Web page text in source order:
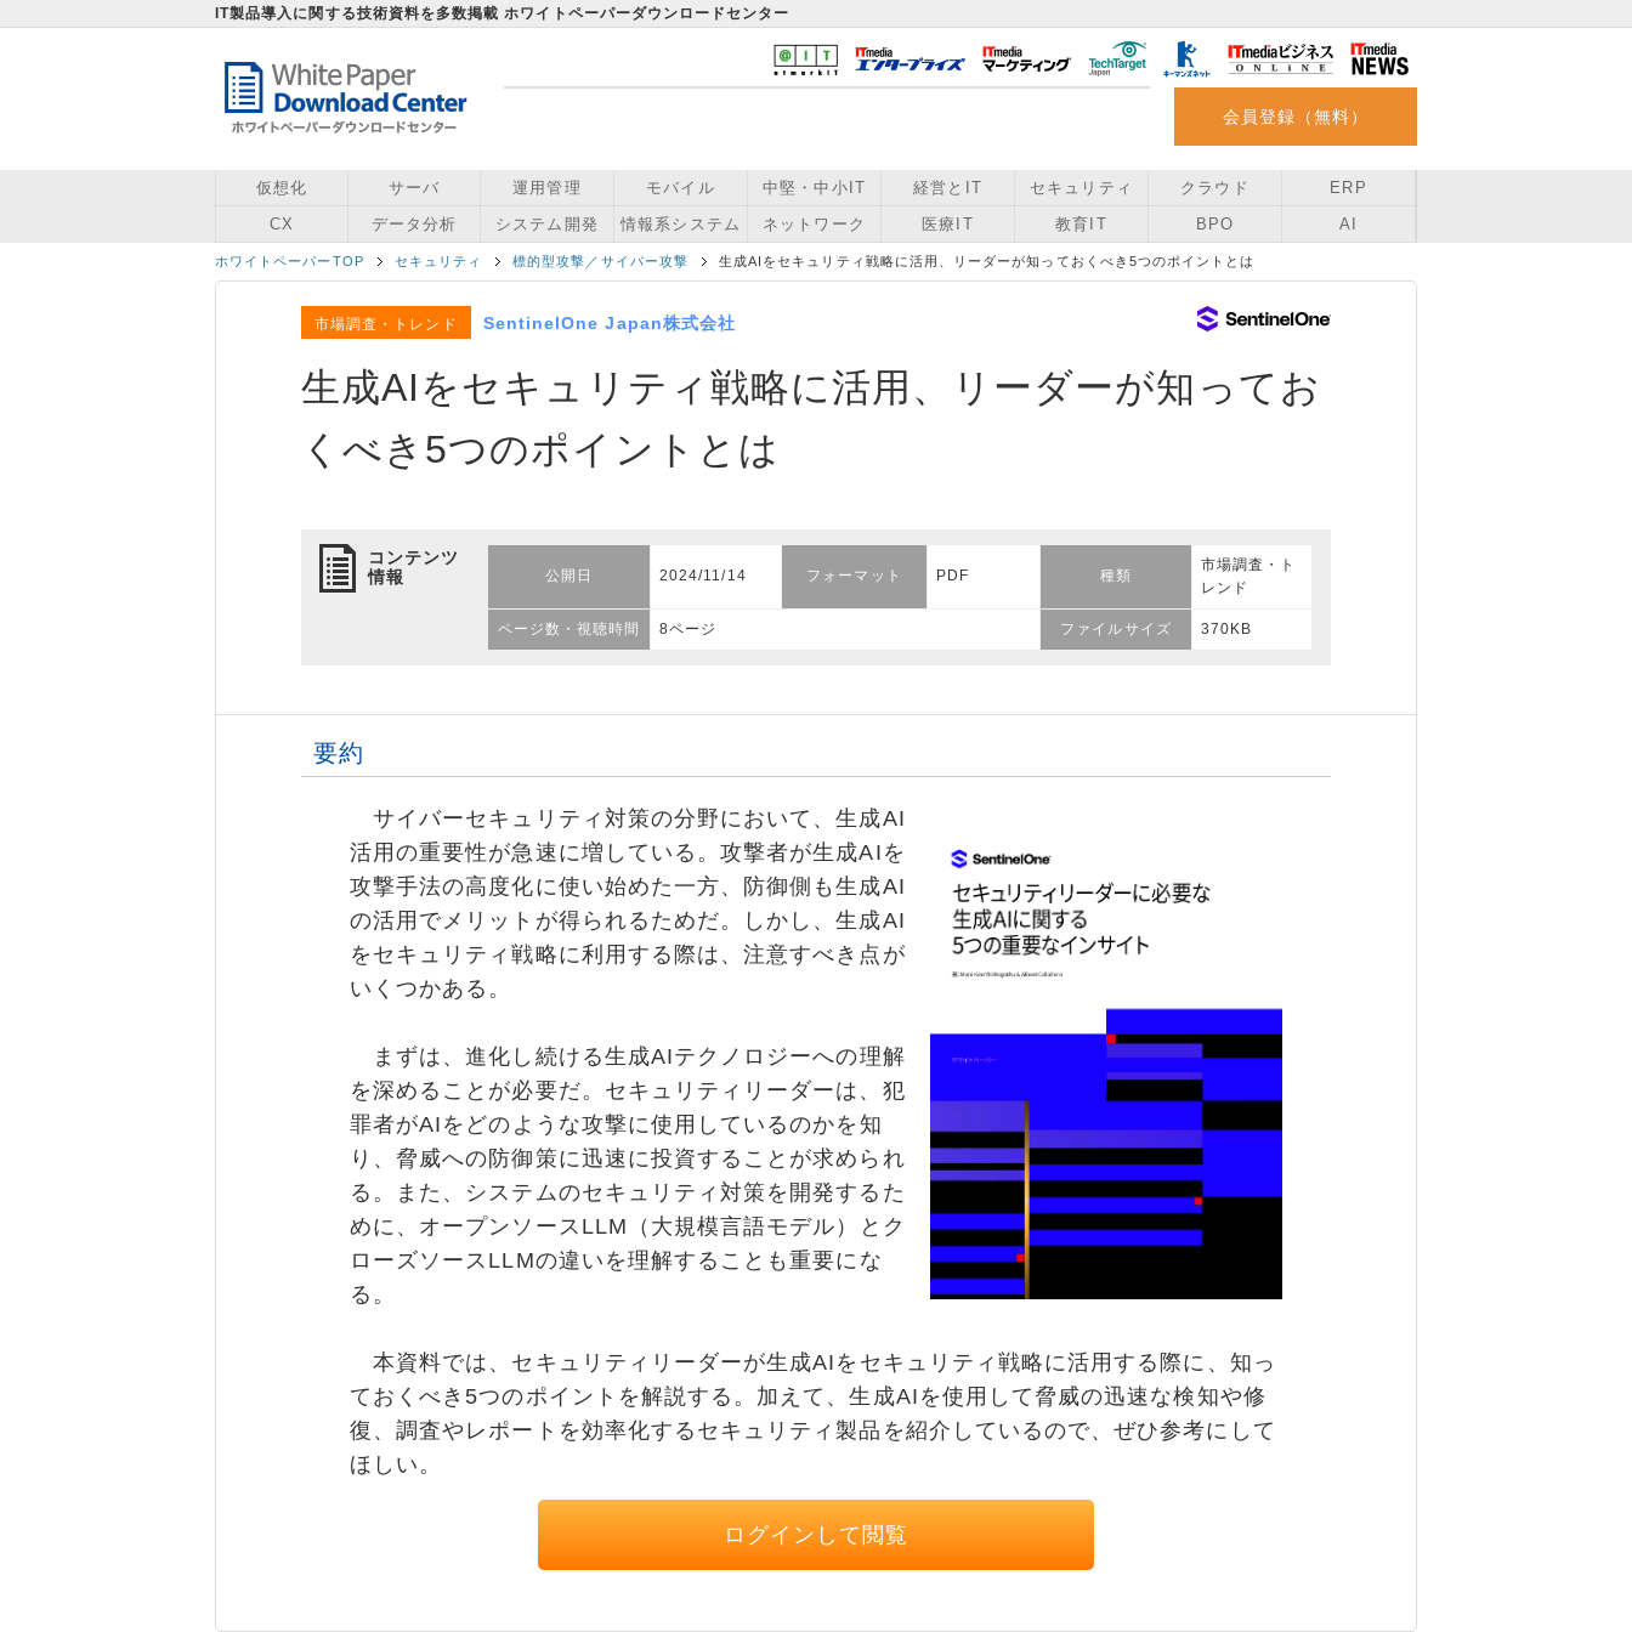
IT製品導入に関する技術資料を多数掲載 ホワイトペーパーダウンロードセンター
会員登録（無料）
仮想化 サーバ 運用管理 モバイル 中堅・中小IT 経営とIT セキュリティ クラウド
ERP
CX
データ分析 システム開発 情報系システム ネットワーク 医療IT 教育IT BPO AI
ホワイトペーパーTOP セキュリティ 標的型攻撃／サイバー攻撃 生成AIをセキュリティ戦略に活用、リーダーが知っておくべき5つのポイントとは
市場調査・トレンド SentinelOne Japan株式会社
生成AIをセキュリティ戦略に活用、リーダーが知ってお
くべき5つのポイントとは
コンテンツ
情報
公開日 2024/11/14 フォーマット PDF 種類
市場調査・ト
レンド
ページ数・視聴時間 8ページ ファイルサイズ 370KB
要約
サイバーセキュリティ対策の分野において、生成AI
活用の重要性が急速に増している。攻撃者が生成AIを
攻撃手法の高度化に使い始めた一方、防御側も生成AI
の活用でメリットが得られるためだ。しかし、生成AI
をセキュリティ戦略に利用する際は、注意すべき点が
いくつかある。
まずは、進化し続ける生成AIテクノロジーへの理解
を深めることが必要だ。セキュリティリーダーは、犯
罪者がAIをどのような攻撃に使用しているのかを知
り、脅威への防御策に迅速に投資することが求められ
る。また、システムのセキュリティ対策を開発するた
めに、オープンソースLLM（大規模言語モデル）とク
ローズソースLLMの違いを理解することも重要にな
る。
本資料では、セキュリティリーダーが生成AIをセキュリティ戦略に活用する際に、知っ
ておくべき5つのポイントを解説する。加えて、生成AIを使用して脅威の迅速な検知や修
復、調査やレポートを効率化するセキュリティ製品を紹介しているので、ぜひ参考にして
ほしい。
ログインして閲覧